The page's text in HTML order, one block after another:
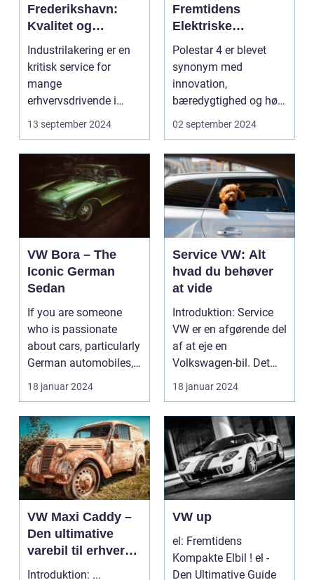
Frederikshavn:
Kvalitet og
Professionalisme
Industrilakering er en
kritisk service for
mange
erhvervsdrivende i
Frederikshavn og
omegn. Det er p...
13 september 2024
Fremtidens
Elektriske
Køreglæde
Polestar 4 er blevet
synonym med
innovation,
bæredygtighed og høj
ydeevne inden for elb...
02 september 2024
VW Bora – The
Iconic German
Sedan
If you are someone
who is passionate
about cars, particularly
German automobiles,
then the VW Bora n...
18 januar 2024
Service VW: Alt
hvad du behøver
at vide
Introduktion: Service
VW er en afgørende del
af at eje en
Volkswagen-bil. Det
sikrer, at din bil fun...
18 januar 2024
VW Maxi Caddy –
Den ultimative
varebil til erhverv
og fritid
Introduktion: ...
VW up
el: Fremtidens
Kompakte Elbil ! el -
Den Ultimative Guide